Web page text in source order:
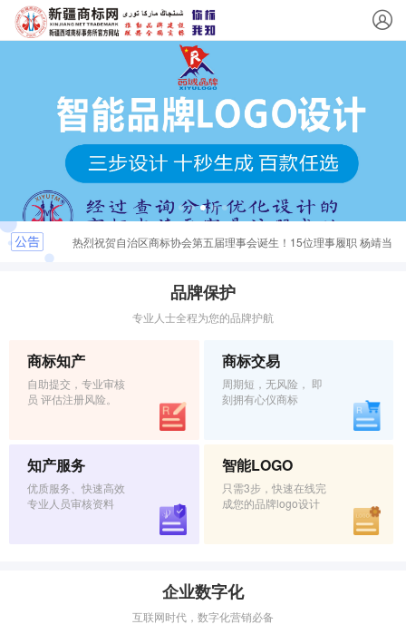
【培训动态】强化监管服务 赋能企业发展—— 水磨沟区市场
监督管理局成功举办知识产权专题培训
热烈祝贺自治区商标协会第五届理事会诞生！15位理事履职 杨靖当
选理事长（法定代表人） 王世功、周茹、王丹等三人当选副理事长
2026年1月6日即将召开自治区商标协会第5届会员大会
关于新商标网上申请系统上线运行的通知
第四届“中国·新疆最美商标”评选 七个大奖24个商标的公告
品牌保护
专业人士全程为您的品牌护航
商标知产
自助提交，专业审核
员 评估注册风险。
商标交易
周期短，无风险， 即
刻拥有心仪商标
知产服务
优质服务、快速高效
专业人员审核资料
智能LOGO
只需3步，快速在线完
成您的品牌logo设计
企业数字化
互联网时代，数字化营销必备